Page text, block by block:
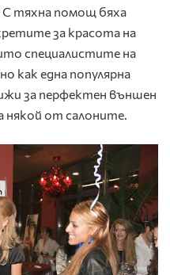
С тяхна помощ бяха
за красота на
специалистите на
как една популярна
за перфектен външен
някой от салоните.